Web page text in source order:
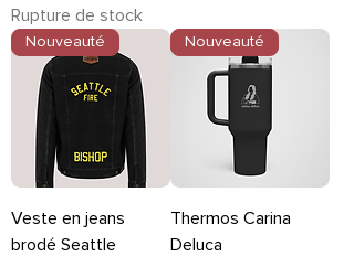
Rupture de stock
Nouveauté
Veste en jeans
brodé Seattle
Nouveauté
Thermos Carina
Deluca